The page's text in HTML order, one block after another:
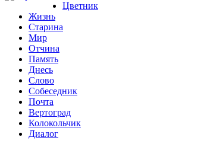
Цветник
Жизнь
Старина
Мир
Отчина
Память
Днесь
Слово
Собеседник
Почта
Вертоград
Колокольчик
Диалог